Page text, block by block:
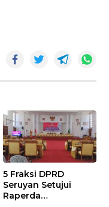
5 Fraksi DPRD
Seruyan Setujui
Raperda